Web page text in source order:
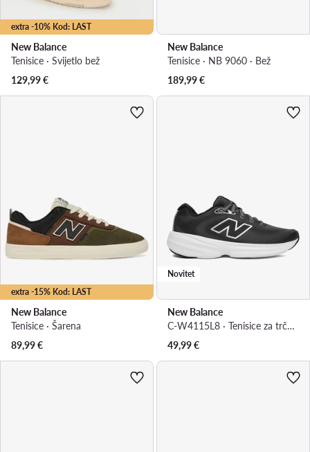
extra -10% Kod: LAST
New Balance
Tenisice · Svijetlo bež
129,99€
New Balance
Tenisice · NB 9060 · Bež
189,99€
extra -15% Kod: LAST
New Balance
Tenisice · Šarena
89,99€
Novitet
New Balance
C-W4115L8 · Tenisice za trčanje
49,99€